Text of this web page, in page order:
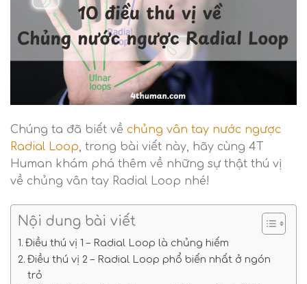
Chúng ta đã biết về chủng vân tay nước ngược
Radial Loop, trong bài viết này, hãy cùng 4T
Human khám phá thêm về những sự thật thú vị
về chủng vân tay Radial Loop nhé!
Nội dung bài viết
Điều thú vị 1 – Radial Loop là chủng hiếm
Điều thú vị 2 – Radial Loop phổ biến nhất ở ngón
trỏ